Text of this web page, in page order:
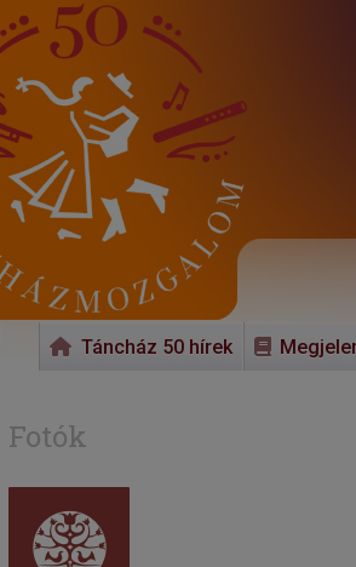
Táncház 50 hírek
Fotók